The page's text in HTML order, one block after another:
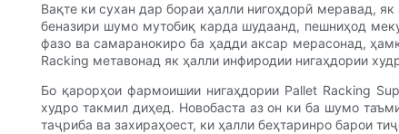
Вақте ки сухан дар бораи ҳалли нигоҳдорӣ меравад,
беназири шумо мутобиқ карда шудаанд, пешниҳод
фазо ва самаранокиро ба ҳадди аксар мерасонад,
Racking метавонад як ҳалли инфиродии нигаҳдории
Бо қарорҳои фармоишии нигаҳдории Pallet Racking
худро такмил диҳед. Новобаста аз он ки ба шумо
таҷриба ва захираҳоест, ки ҳалли беҳтаринро барои